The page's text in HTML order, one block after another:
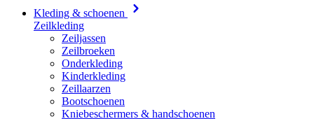
Kleding & schoenen
Zeilkleding
Zeiljassen
Zeilbroeken
Onderkleding
Kinderkleding
Zeillaarzen
Bootschoenen
Kniebeschermers & handschoenen